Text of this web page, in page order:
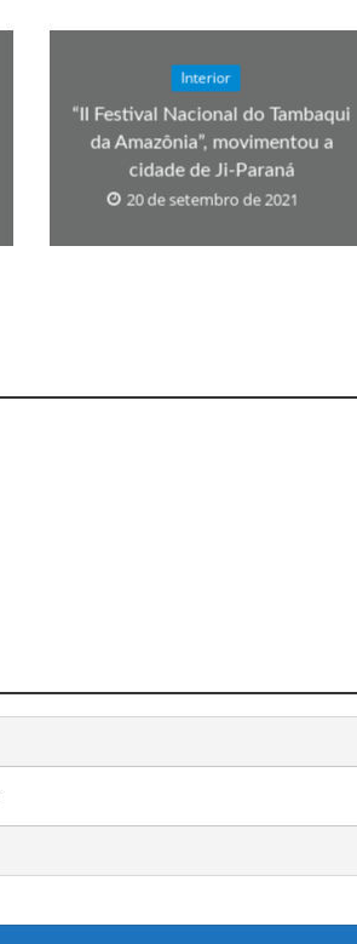
Interior
“II Festival Nacional do Tambaqui
da Amazônia”, movimentou a
cidade de Ji-Paraná
20 de setembro de 2021